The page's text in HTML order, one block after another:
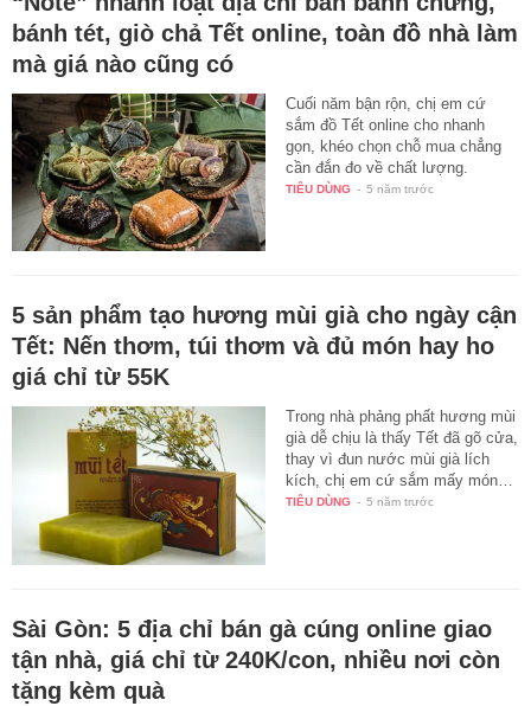
bánh tét, giò chả Tết online, toàn đồ nhà làm
mà giá nào cũng có
Cuối năm bận rộn, chị em cứ
sắm đồ Tết online cho nhanh
gọn, khéo chọn chỗ mua chẳng
cần đắn đo về chất lượng.
TIÊU DÙNG - 5 năm trước
5 sản phẩm tạo hương mùi già cho ngày cận
Tết: Nến thơm, túi thơm và đủ món hay ho
giá chỉ từ 55K
Trong nhà phảng phất hương mùi
già dễ chịu là thấy Tết đã gõ cửa,
thay vì đun nước mùi già lích
kích, chị em cứ sắm mấy món…
TIÊU DÙNG - 5 năm trước
Sài Gòn: 5 địa chỉ bán gà cúng online giao
tận nhà, giá chỉ từ 240K/con, nhiều nơi còn
tặng kèm quà